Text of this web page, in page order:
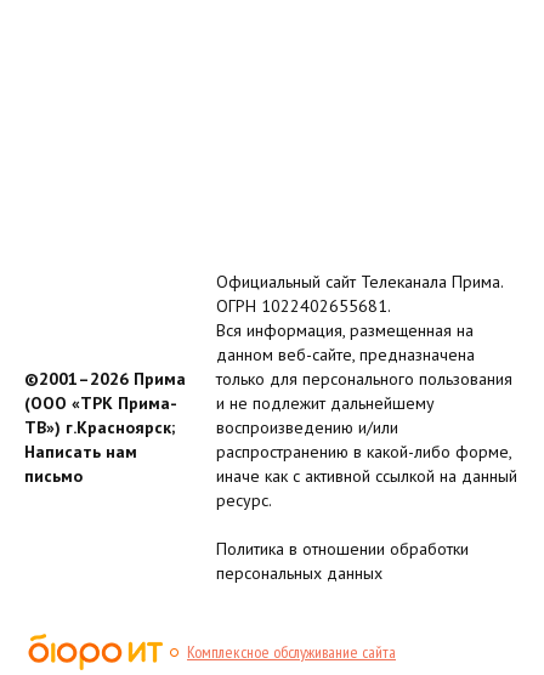
©2001–2026 Прима
(ООО «ТРК Прима-
ТВ») г.Красноярск;
Написать нам
письмо
Официальный сайт Телеканала Прима.
ОГРН 1022402655681.
Вся информация, размещенная на
данном веб-сайте, предназначена
только для персонального пользования
и не подлежит дальнейшему
воспроизведению и/или
распространению в какой-либо форме,
иначе как с активной ссылкой на данный
ресурс.
Политика в отношении обработки
персональных данных
Комплексное обслуживание сайта